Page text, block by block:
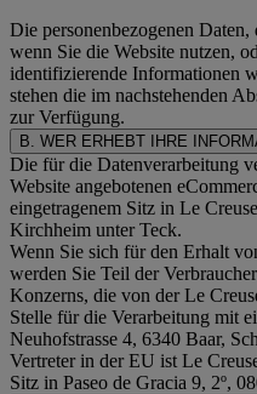
Die personenbezogenen
wenn Sie die Website nutzen,
identifizierende Informationen
stehen die im nachstehenden
zur Verfügung.
B. WER ERHEBT IHRE
Die für die Datenverarbeitung
Website angebotenen
eingetragenem Sitz in Le
Kirchheim unter Teck.
Wenn Sie sich für den Erhalt
werden Sie Teil der
Konzerns, die von der Le
Stelle für die Verarbeitung mit
Neuhofstrasse 4, 6340 Baar,
Vertreter in der EU ist Le
Sitz in Paseo de Gracia 9, 2º,